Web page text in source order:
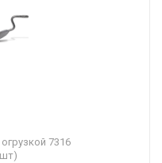
7316